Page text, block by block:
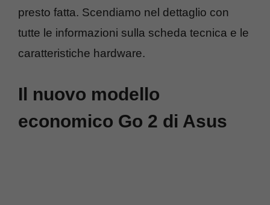
presto fatta. Scendiamo nel dettaglio con
tutte le informazioni sulla scheda tecnica e le
caratteristiche hardware.
Il nuovo modello
economico Go 2 di Asus